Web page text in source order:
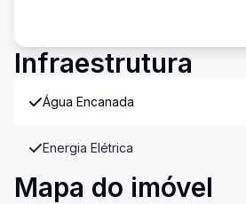
Infraestrutura
Água Encanada
Energia Elétrica
Mapa do imóvel